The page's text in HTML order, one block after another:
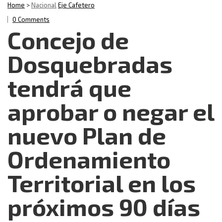
Home >NacionalEje Cafetero
0 Comments
Concejo de
Dosquebradas
tendrá que
aprobar o negar el
nuevo Plan de
Ordenamiento
Territorial en los
próximos 90 días